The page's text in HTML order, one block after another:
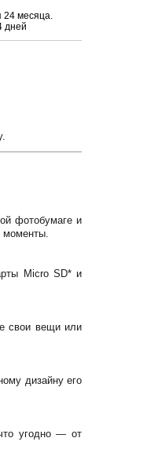
24 месяца.
дней
фотобумаге и
моменты.
Micro SD* и
свои вещи или
дизайну его
угодно — от